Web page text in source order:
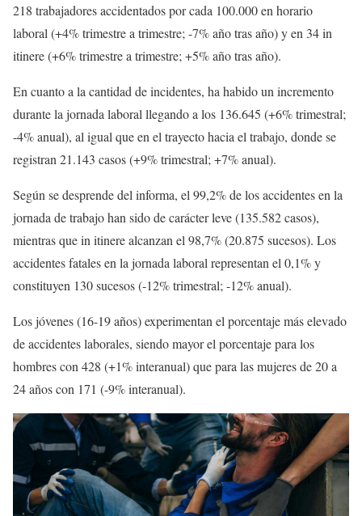
218 trabajadores accidentados por cada 100.000 en horario
laboral (+4% trimestre a trimestre; -7% año tras año) y en 34 in
itinere (+6% trimestre a trimestre; +5% año tras año).
En cuanto a la cantidad de incidentes, ha habido un incremento
durante la jornada laboral llegando a los 136.645 (+6% trimestral;
-4% anual), al igual que en el trayecto hacia el trabajo, donde se
registran 21.143 casos (+9% trimestral; +7% anual).
Según se desprende del informa, el 99,2% de los accidentes en la
jornada de trabajo han sido de carácter leve (135.582 casos),
mientras que in itinere alcanzan el 98,7% (20.875 sucesos). Los
accidentes fatales en la jornada laboral representan el 0,1% y
constituyen 130 sucesos (-12% trimestral; -12% anual).
Los jóvenes (16-19 años) experimentan el porcentaje más elevado
de accidentes laborales, siendo mayor el porcentaje para los
hombres con 428 (+1% interanual) que para las mujeres de 20 a
24 años con 171 (-9% interanual).